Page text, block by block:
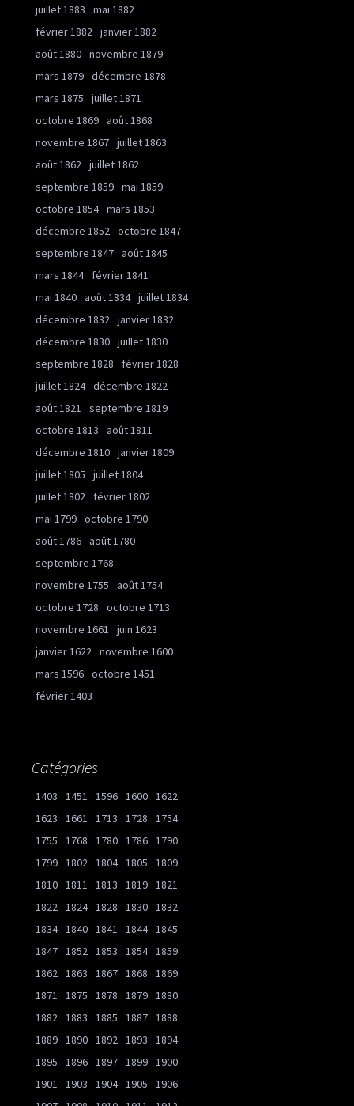
juillet 1883
mai 1882
février 1882 janvier 1882
août 1880 novembre 1879
mars 1879 décembre 1878
mars 1875
juillet 1871
octobre 1869 août 1868
novembre 1867 juillet 1863
août 1862 juillet 1862
septembre 1859 mai 1859
octobre 1854 mars 1853
décembre 1852 octobre 1847
septembre 1847 août 1845
mars 1844
février 1841
mai 1840 août 1834 juillet 1834
décembre 1832 janvier 1832
décembre 1830 juillet 1830
septembre 1828
février 1828
juillet 1824 décembre 1822
août 1821
septembre 1819
octobre 1813
août 1811
décembre 1810 janvier 1809
juillet 1805
juillet 1804
juillet 1802
février 1802
mai 1799 octobre 1790
août 1786 août 1780
septembre 1768
novembre 1755
août 1754
octobre 1728
octobre 1713
novembre 1661
juin 1623
janvier 1622 novembre 1600
mars 1596 octobre 1451
février 1403
Catégories
1403 1451 1596 1600 1622
1623
1661 1713 1728
1754
1755
1768 1780 1786 1790
1799 1802 1804 1805
1809
1810 1811 1813 1819 1821
1822 1824 1828 1830 1832
1834 1840 1841 1844 1845
1847 1852 1853 1854 1859
1862 1863 1867 1868
1869
1871
1875 1878 1879 1880
1882 1883 1885 1887 1888
1889 1890 1892 1893
1894
1895
1896 1897 1899 1900
1901
1903 1904 1905
1906